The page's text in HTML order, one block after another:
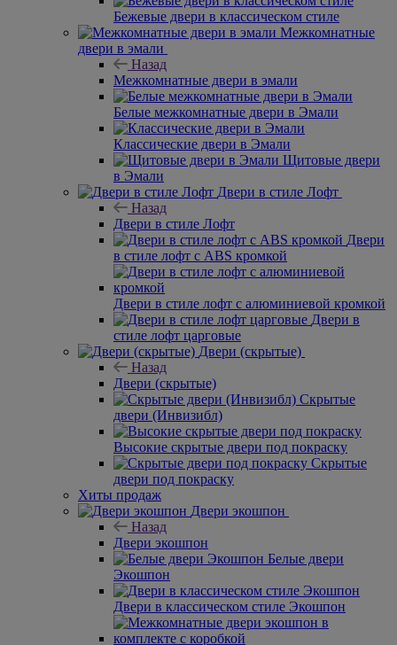
Бежевые двери в классическом стиле
Межкомнатные
двери в эмали
Назад
Межкомнатные двери в эмали
Белые межкомнатные двери в Эмали
Классические двери в Эмали
Щитовые двери
в Эмали
Двери в стиле Лофт
Назад
Двери в стиле Лофт
Двери
в стиле лофт с ABS кромкой
Двери в стиле лофт с алюминиевой кромкой
Двери в
стиле лофт царговые
Двери (скрытые)
Назад
Двери (скрытые)
Скрытые
двери (Инвизибл)
Высокие скрытые двери под покраску
Скрытые
двери под покраску
Хиты продаж
Двери экошпон
Назад
Двери экошпон
Белые двери
Экошпон
Двери в классическом стиле Экошпон